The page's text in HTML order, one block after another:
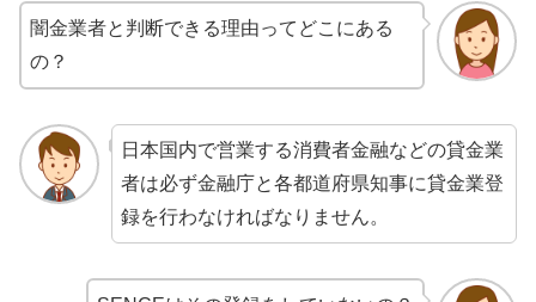
闇金業者と判断できる理由ってどこにある
の？
日本国内で営業する消費者金融などの貸金業
者は必ず金融庁と各都道府県知事に貸金業登
録を行わなければなりません。